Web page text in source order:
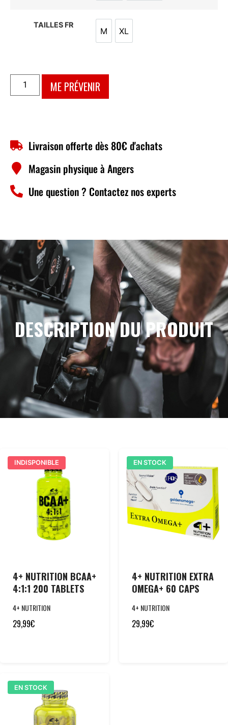
TAILLES FR
M
M
XL
XL
ME PRÉVENIR
Livraison offerte dès 80€ d'achats
Magasin physique à Angers
Une question ? Contactez nos experts
DESCRIPTION DU PRODUIT
INDISPONIBLE
4+ NUTRITION BCAA+
4:1:1 200 TABLETS
4+ NUTRITION
29,99€
EN STOCK
4+ NUTRITION EXTRA
OMEGA+ 60 CAPS
4+ NUTRITION
29,99€
EN STOCK